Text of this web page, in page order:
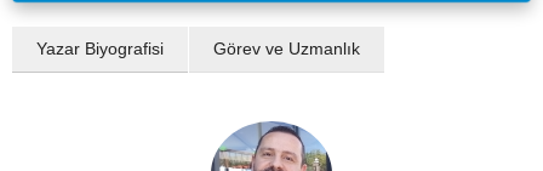
Yazar Biyografisi Görev ve Uzmanlık